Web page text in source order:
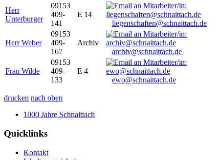
Herr
Unterburger
09153
409-
141
E 14
liegenschaften@schnaittach.de
Herr Weber
09153
409-
167
Archiv
archiv@schnaittach.de
Frau Wilde
09153
409-
133
E 4
ewo@schnaittach.de
drucken nach oben
1000 Jahre Schnaittach
Quicklinks
Kontakt